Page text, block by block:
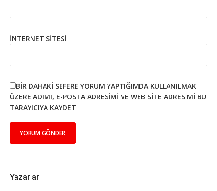
İNTERNET SITESI
BIR DAHAKI SEFERE YORUM YAPTIĞIMDA KULLANILMAK
ÜZERE ADIMI, E-POSTA ADRESIMI VE WEB SITE ADRESIMI BU
TARAYICIYA KAYDET.
Yazarlar